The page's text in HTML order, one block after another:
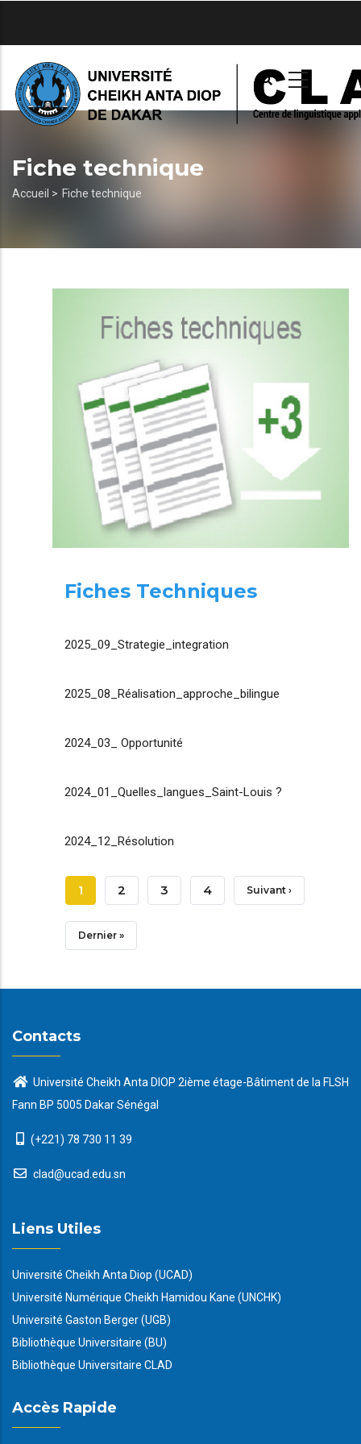
principal
Fiche technique
Fil
Accueil > Fiche technique
Fiches Techniques
2025_09_Strategie_integration
2025_08_Réalisation_approche_bilingue
2024_03_ Opportunité
2024_01_Quelles_langues_Saint-Louis ?
2024_12_Résolution
Pagination
Page
Courante
1 Page
2 Page
3 Page
4 Page
Suivant ›
Dernière
Dernier »
Contacts
Université Cheikh Anta DIOP 2ième étage-Bâtiment de la FLSH
Fann BP 5005 Dakar Sénégal
(+221) 78 730 11 39
clad@ucad.edu.sn
Liens Utiles
Université Cheikh Anta Diop (UCAD)
Université Numérique Cheikh Hamidou Kane (UNCHK)
Université Gaston Berger (UGB)
Bibliothèque Universitaire (BU)
Bibliothèque Universitaire CLAD
Accès Rapide